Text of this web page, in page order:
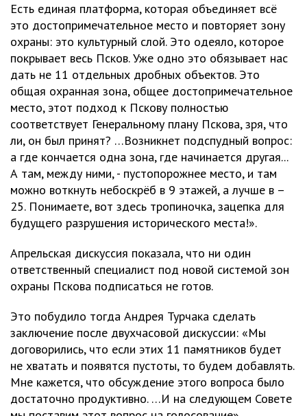
Есть единая платформа, которая объединяет всё
это достопримечательное место и повторяет зону
охраны: это культурный слой. Это одеяло, которое
покрывает весь Псков. Уже одно это обязывает нас
дать не 11 отдельных дробных объектов. Это
общая охранная зона, общее достопримечательное
место, этот подход к Пскову полностью
соответствует Генеральному плану Пскова, зря, что
ли, он был принят? …Возникнет подспудный вопрос:
а где кончается одна зона, где начинается другая...
А там, между ними, - пустопорожнее место, и там
можно воткнуть небоскрёб в 9 этажей, а лучше в –
25. Понимаете, вот здесь тропиночка, зацепка для
будущего разрушения исторического места!».
Апрельская дискуссия показала, что ни один
ответственный специалист под новой системой зон
охраны Пскова подписаться не готов.
Это побудило тогда Андрея Турчака сделать
заключение после двухчасовой дискуссии: «Мы
договорились, что если этих 11 памятников будет
не хватать и появятся пустоты, то будем добавлять.
Мне кажется, что обсуждение этого вопроса было
достаточно продуктивно. …И на следующем Совете